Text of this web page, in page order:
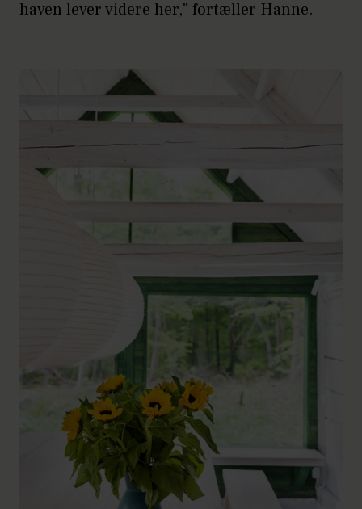
haven lever videre her," fortæller Hanne.